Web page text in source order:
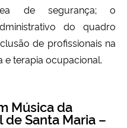
de segurança; o
do quadro
de profissionais na
e terapia ocupacional.
Música da
Santa Maria –